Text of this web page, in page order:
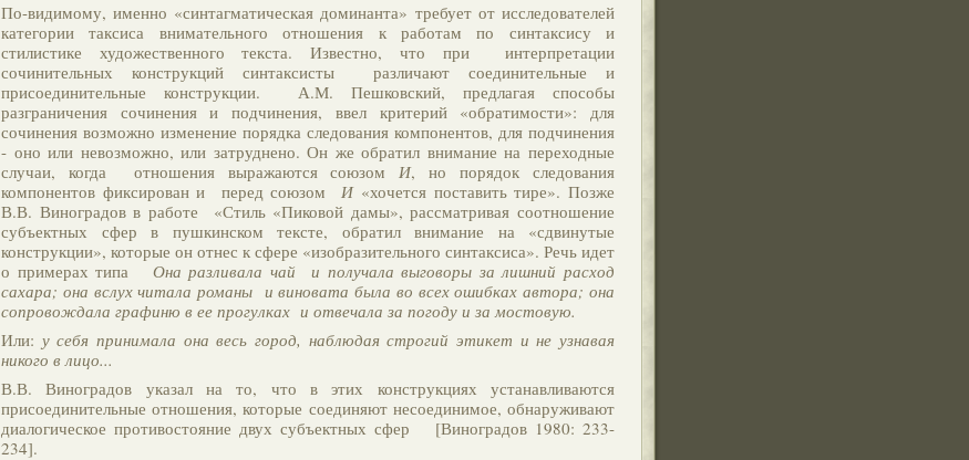
По-видимому, именно «синтагматическая доминанта» требует от исследователей
категории таксиса внимательного отношения к работам по синтаксису и
стилистике художественного текста. Известно, что при интерпретации
сочинительных конструкций синтаксисты различают соединительные и
присоединительные конструкции. А.М. Пешковский, предлагая способы
разграничения сочинения и подчинения, ввел критерий «обратимости»: для
сочинения возможно изменение порядка следования компонентов, для подчинения
- оно или невозможно, или затруднено. Он же обратил внимание на переходные
случаи, когда отношения выражаются союзомИ, но порядок следования
компонентов фиксирован и перед союзомИ «хочется поставить тире». Позже
В.В. Виноградов в работе «Стиль «Пиковой дамы», рассматривая соотношение
субъектных сфер в пушкинском тексте, обратил внимание на «сдвинутые
конструкции», которые он отнес к сфере «изобразительного синтаксиса». Речь идет
о примерах типа Она разливала чай и получала выговоры за лишний расход
сахара; она вслух читала романы и виновата была во всех ошибках автора; она
сопровождала графиню в ее прогулках и отвечала за погоду и за мостовую.
Или: у себя принимала она весь город, наблюдая строгий этикет и не узнавая
никого в лицо...
В.В. Виноградов указал на то, что в этих конструкциях устанавливаются
присоединительные отношения, которые соединяют несоединимое, обнаруживают
диалогическое противостояние двух субъектных сфер [Виноградов 1980: 233-
234].